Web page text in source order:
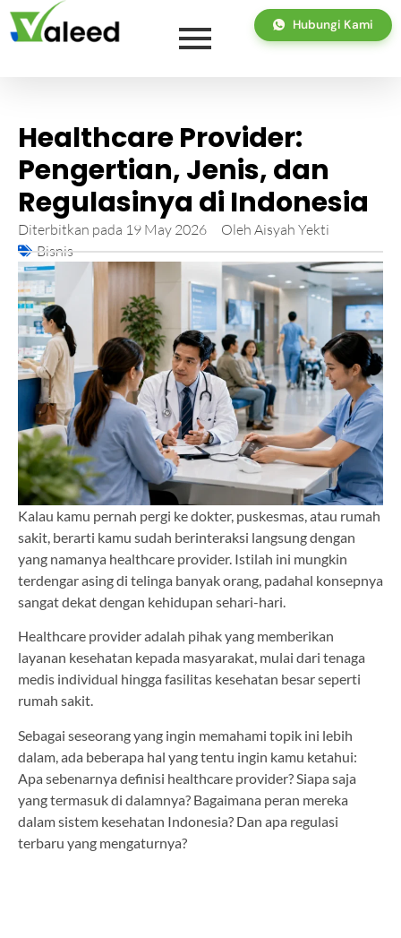
Hubungi Kami
Healthcare Provider:
Pengertian, Jenis, dan
Regulasinya di Indonesia
Diterbitkan pada 19 May 2026 Oleh Aisyah Yekti
Bisnis
Kalau kamu pernah pergi ke dokter, puskesmas, atau rumah
sakit, berarti kamu sudah berinteraksi langsung dengan
yang namanya healthcare provider. Istilah ini mungkin
terdengar asing di telinga banyak orang, padahal konsepnya
sangat dekat dengan kehidupan sehari-hari.
Healthcare provider adalah pihak yang memberikan
layanan kesehatan kepada masyarakat, mulai dari tenaga
medis individual hingga fasilitas kesehatan besar seperti
rumah sakit.
Sebagai seseorang yang ingin memahami topik ini lebih
dalam, ada beberapa hal yang tentu ingin kamu ketahui:
Apa sebenarnya definisi healthcare provider? Siapa saja
yang termasuk di dalamnya? Bagaimana peran mereka
dalam sistem kesehatan Indonesia? Dan apa regulasi
terbaru yang mengaturnya?